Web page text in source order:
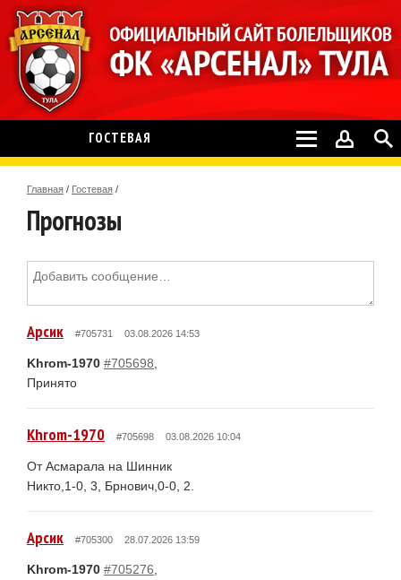
ГОСТЕВАЯ
Главная / Гостевая /
Прогнозы
Арсик #705731 03.08.2026 14:53
Khrom-1970 #705698
Принято
Khrom-1970 #705698 03.08.2026 10:04
От Асмарала на Шинник
Никто,1-0, 3, Брнович,0-0, 2.
Арсик #705300 28.07.2026 13:59
Khrom-1970 #705276